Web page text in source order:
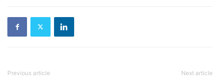
Previous article Next article